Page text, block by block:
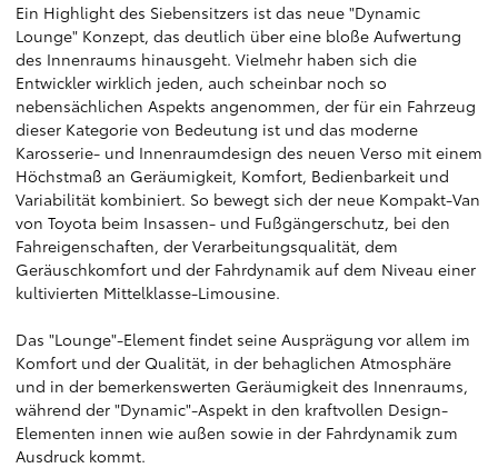
Ein Highlight des Siebensitzers ist das neue "Dynamic
Lounge" Konzept, das deutlich über eine bloße Aufwertung
des Innenraums hinausgeht. Vielmehr haben sich die
Entwickler wirklich jeden, auch scheinbar noch so
nebensächlichen Aspekts angenommen, der für ein Fahrzeug
dieser Kategorie von Bedeutung ist und das moderne
Karosserie- und Innenraumdesign des neuen Verso mit einem
Höchstmaß an Geräumigkeit, Komfort, Bedienbarkeit und
Variabilität kombiniert. So bewegt sich der neue Kompakt-Van
von Toyota beim Insassen- und Fußgängerschutz, bei den
Fahreigenschaften, der Verarbeitungsqualität, dem
Geräuschkomfort und der Fahrdynamik auf dem Niveau einer
kultivierten Mittelklasse-Limousine.
Das "Lounge"-Element findet seine Ausprägung vor allem im
Komfort und der Qualität, in der behaglichen Atmosphäre
und in der bemerkenswerten Geräumigkeit des Innenraums,
während der "Dynamic"-Aspekt in den kraftvollen Design-
Elementen innen wie außen sowie in der Fahrdynamik zum
Ausdruck kommt.